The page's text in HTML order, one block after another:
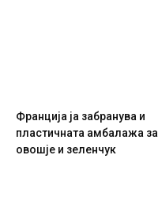
Франција ја забранува и
пластичната амбалажа за
овошје и зеленчук